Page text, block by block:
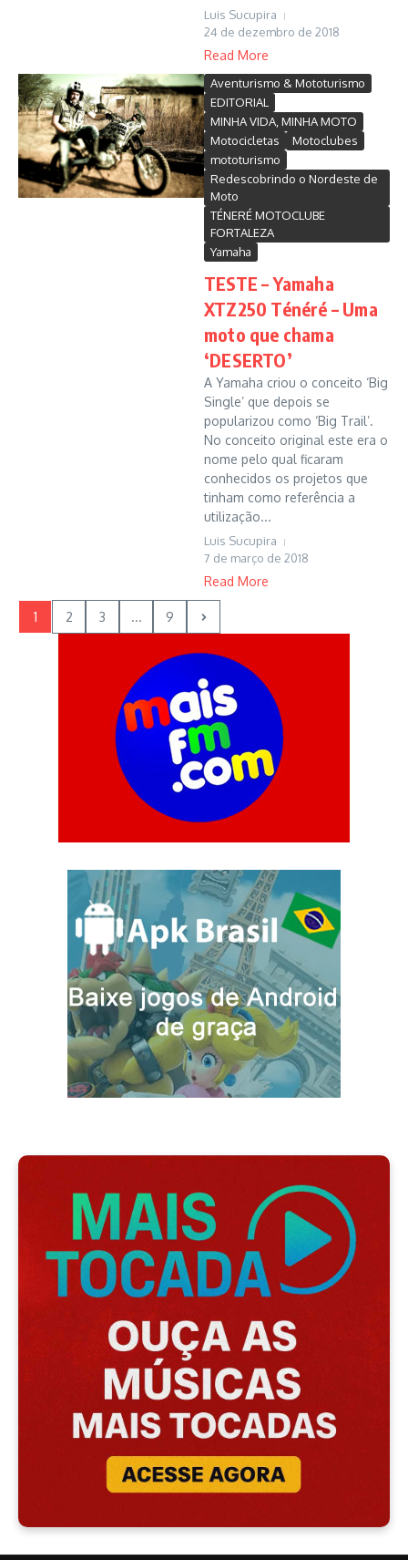
Luis Sucupira
24 de dezembro de 2018
Read More
Aventurismo & Mototurismo
EDITORIAL
MINHA VIDA, MINHA MOTO
Motocicletas
Motoclubes
mototurismo
Redescobrindo o Nordeste de
Moto
TÉNERÉ MOTOCLUBE
FORTALEZA
Yamaha
TESTE – Yamaha
XTZ250 Ténéré – Uma
moto que chama
‘DESERTO’
A Yamaha criou o conceito ‘Big
Single’ que depois se
popularizou como ‘Big Trail’.
No conceito original este era o
nome pelo qual ficaram
conhecidos os projetos que
tinham como referência a
utilização...
Luis Sucupira
7 de março de 2018
Read More
1 2 3 ... 9